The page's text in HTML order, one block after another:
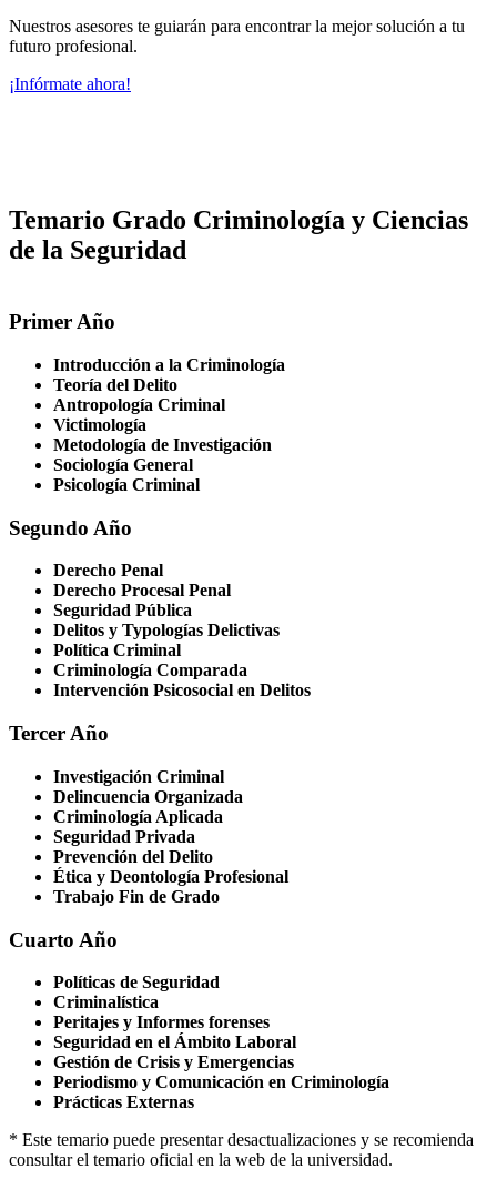
Nuestros asesores te guiarán para encontrar la mejor solución a tu
futuro profesional.
¡Infórmate ahora!
Temario Grado Criminología y Ciencias
de la Seguridad
Primer Año
Introducción a la Criminología
Teoría del Delito
Antropología Criminal
Victimología
Metodología de Investigación
Sociología General
Psicología Criminal
Segundo Año
Derecho Penal
Derecho Procesal Penal
Seguridad Pública
Delitos y Typologías Delictivas
Política Criminal
Criminología Comparada
Intervención Psicosocial en Delitos
Tercer Año
Investigación Criminal
Delincuencia Organizada
Criminología Aplicada
Seguridad Privada
Prevención del Delito
Ética y Deontología Profesional
Trabajo Fin de Grado
Cuarto Año
Políticas de Seguridad
Criminalística
Peritajes y Informes forenses
Seguridad en el Ámbito Laboral
Gestión de Crisis y Emergencias
Periodismo y Comunicación en Criminología
Prácticas Externas
* Este temario puede presentar desactualizaciones y se recomienda
consultar el temario oficial en la web de la universidad.